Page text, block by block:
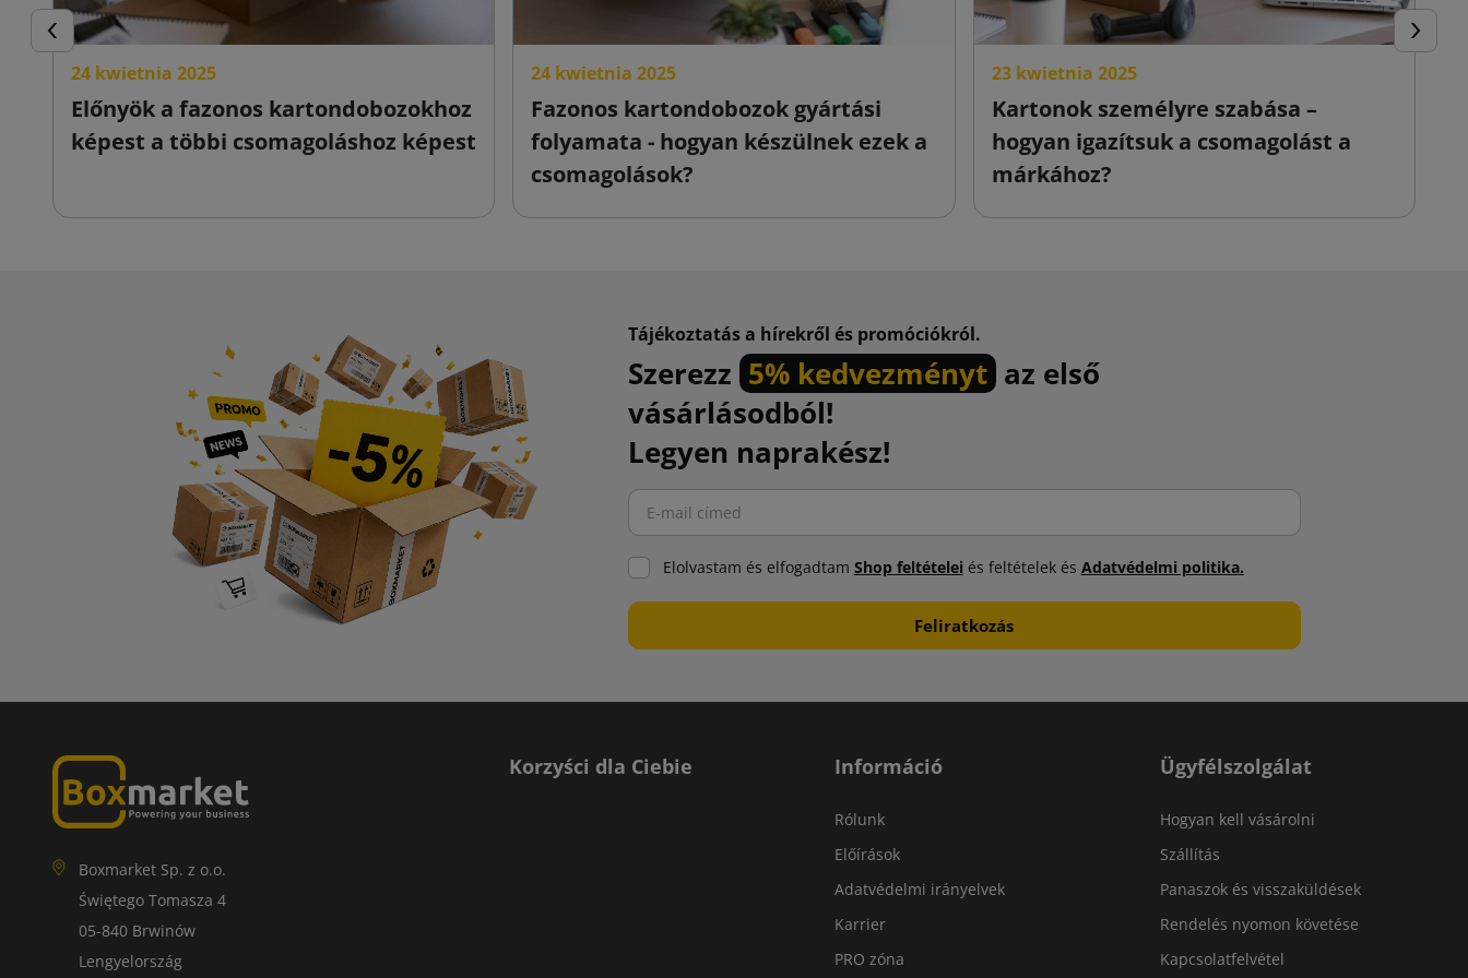
Előző
24 kwietnia 2025
Előnyök a fazonos kartondobozokhoz
képest a többi csomagoláshoz képest
24 kwietnia 2025
Fazonos kartondobozok gyártási
folyamata - hogyan készülnek ezek a
csomagolások?
23 kwietnia 2025
Kartonok személyre szabása –
hogyan igazítsuk a csomagolást a
márkához?
Tájékoztatás a hírekről és promóciókról.
Szerezz 5% kedvezményt az első
vásárlásodból!
Legyen naprakész!
Elolvastam és elfogadtam Shop feltételei és feltételek és Adatvédelmi politika.
Boxmarket Sp. z o.o.
Świętego Tomasza 4
05-840 Brwinów
Lengyelország
Korzyści dla Ciebie Információ
Rólunk
Előírások
Adatvédelmi irányelvek
Karrier
PRO zóna
Ügyfélszolgálat
Hogyan kell vásárolni
Szállítás
Panaszok és visszaküldések
Rendelés nyomon követése
Kapcsolatfelvétel